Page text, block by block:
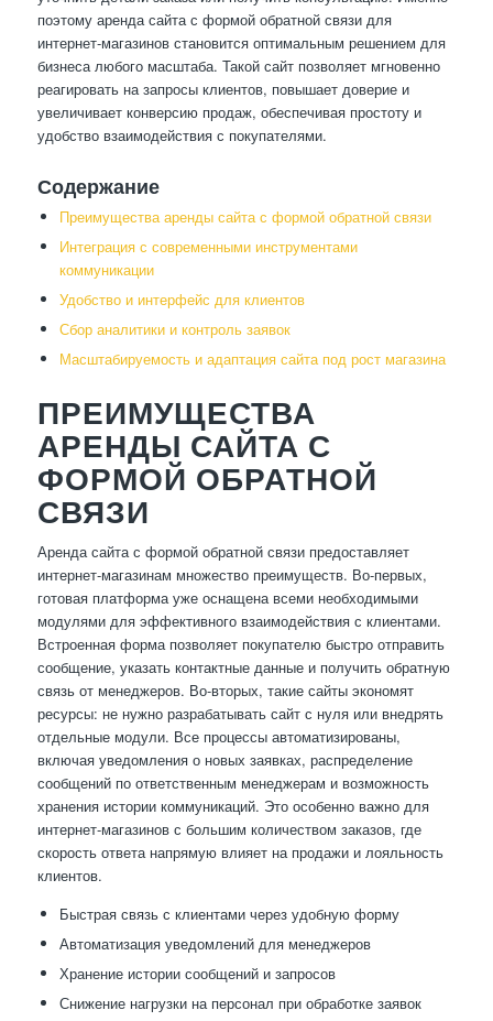
поэтому аренда сайта с формой обратной связи для
интернет-магазинов становится оптимальным решением для
бизнеса любого масштаба. Такой сайт позволяет мгновенно
реагировать на запросы клиентов, повышает доверие и
увеличивает конверсию продаж, обеспечивая простоту и
удобство взаимодействия с покупателями.
Содержание
Преимущества аренды сайта с формой обратной связи
Интеграция с современными инструментами
коммуникации
Удобство и интерфейс для клиентов
Сбор аналитики и контроль заявок
Масштабируемость и адаптация сайта под рост магазина
ПРЕИМУЩЕСТВА
АРЕНДЫ САЙТА С
ФОРМОЙ ОБРАТНОЙ
СВЯЗИ
Аренда сайта с формой обратной связи предоставляет
интернет-магазинам множество преимуществ. Во-первых,
готовая платформа уже оснащена всеми необходимыми
модулями для эффективного взаимодействия с клиентами.
Встроенная форма позволяет покупателю быстро отправить
сообщение, указать контактные данные и получить обратную
связь от менеджеров. Во-вторых, такие сайты экономят
ресурсы: не нужно разрабатывать сайт с нуля или внедрять
отдельные модули. Все процессы автоматизированы,
включая уведомления о новых заявках, распределение
сообщений по ответственным менеджерам и возможность
хранения истории коммуникаций. Это особенно важно для
интернет-магазинов с большим количеством заказов, где
скорость ответа напрямую влияет на продажи и лояльность
клиентов.
Быстрая связь с клиентами через удобную форму
Автоматизация уведомлений для менеджеров
Хранение истории сообщений и запросов
Снижение нагрузки на персонал при обработке заявок